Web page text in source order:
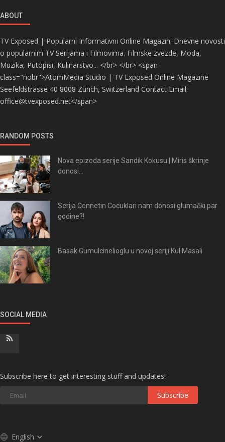
ABOUT
TV Exposed | Popularni Informativni Online Magazin. Dnevne novosti
o popularnim TV Serijama i Filmovima. Filmske zvezde, Moda,
Muzika, Putopisi, Kulinarstvo... </br> </br> <span
class="nobr">AtomMedia Studio | TV Exposed Online Magazine
Seefeldstrasse 40 8008 Zürich, Switzerland Contact Email:
office@tvexposed.net</span>
RANDOM POSTS
Nova epizoda serije Sandik Kokusu | Miris škrinje
donosi...
Serija Cennetin Cocuklari nam donosi glumački par
godine?!
Basak Gumulcinelioglu u novoj seriji Kul Masali
SOCIAL MEDIA
Subscribe here to get interesting stuff and updates!
Subscribe
English